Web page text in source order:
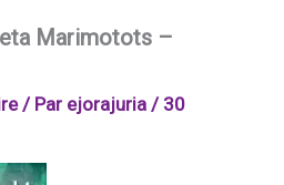
Marimotots –
/ Par ejorajuria / 30